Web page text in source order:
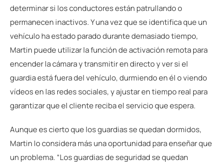
determinar si los conductores están patrullando o
permanecen inactivos. Y una vez que se identifica que un
vehículo ha estado parado durante demasiado tiempo,
Martin puede utilizar la función de activación remota para
encender la cámara y transmitir en directo y ver si el
guardia está fuera del vehículo, durmiendo en él o viendo
vídeos en las redes sociales, y ajustar en tiempo real para
garantizar que el cliente reciba el servicio que espera.
Aunque es cierto que los guardias se quedan dormidos,
Martin lo considera más una oportunidad para enseñar que
un problema. “Los guardias de seguridad se quedan